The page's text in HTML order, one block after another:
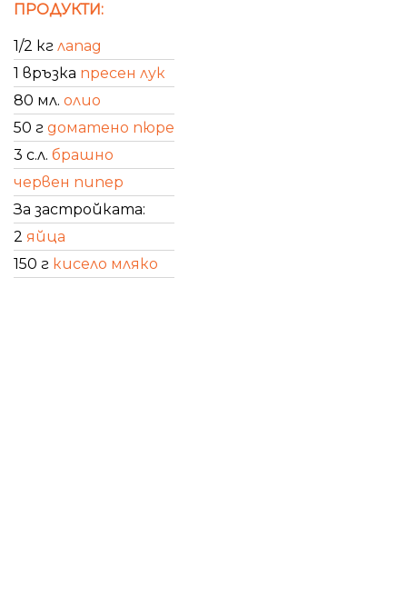
ПРОДУКТИ:
1/2 кг лапад
1 връзка пресен лук
80 мл. олио
50 г доматено пюре
3 с.л. брашно
червен пипер
За застройката:
2 яйца
150 г кисело мляко